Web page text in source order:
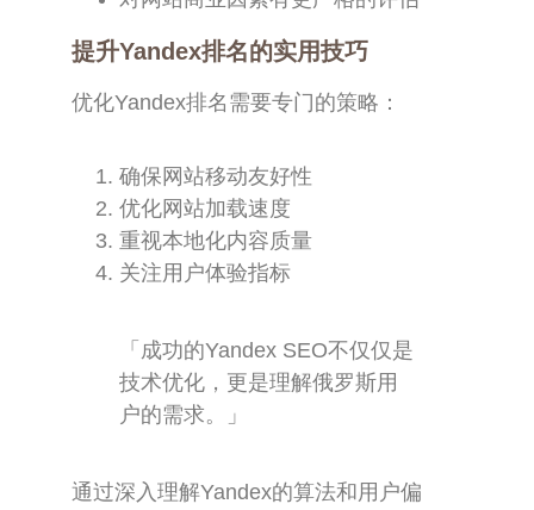
提升Yandex排名的实用技巧
优化Yandex排名需要专门的策略：
确保网站移动友好性
优化网站加载速度
重视本地化内容质量
关注用户体验指标
「成功的Yandex SEO不仅仅是
技术优化，更是理解俄罗斯用
户的需求。」
通过深入理解Yandex的算法和用户偏